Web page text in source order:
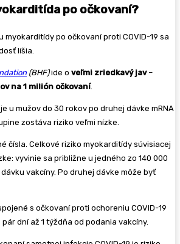
po očkovaní?
myokarditídy po očkovaní proti COVID-19 sa
líšia.
(BHF)ide o veľmi zriedkavý jav–
na 1 milión očkovaní.
u mužov do 30 rokov po druhej dávke mRNA
zostáva riziko veľmi nízke.
čísla. Celkové riziko myokarditídy súvisiacej
vyvinie sa približne u jedného zo 140 000
vakcíny. Po druhej dávke môže byť
s očkovaní proti ochoreniu COVID-19
dní až 1 týždňa od podania vakcíny.